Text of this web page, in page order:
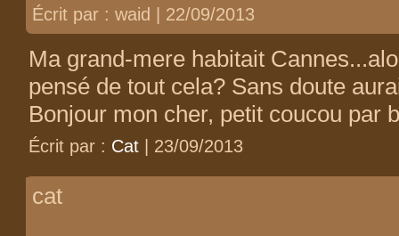
Écrit par : waid | 22/09/2013
Ma grand-mere habitait
pensé de tout cela? Sans doute
Bonjour mon cher, petit coucou par
Écrit par : Cat | 23/09/2013
cat